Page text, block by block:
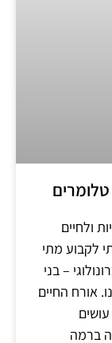
ולחיים
לקבוע מתי
– בני
אורח החיים
ברמה